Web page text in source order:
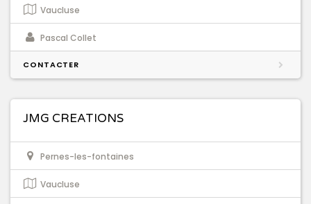
Vaucluse
Pascal Collet
CONTACTER
JMG CREATIONS
Pernes-les-fontaines
Vaucluse